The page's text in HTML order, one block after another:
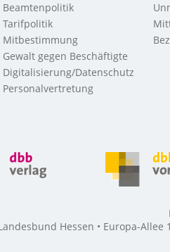
Beamtenpolitik
Tarifpolitik
Mitbestimmung
Gewalt gegen Beschäftigte
Digitalisierung/Datenschutz
Personalvertretung
Hessen • Europa-Allee